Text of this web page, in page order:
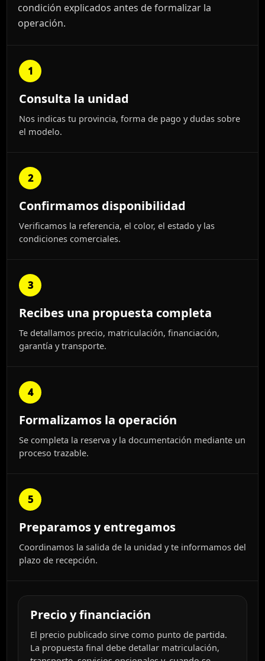
condición explicados antes de formalizar la
operación.
1
Consulta la unidad
Nos indicas tu provincia, forma de pago y dudas sobre
el modelo.
2
Confirmamos disponibilidad
Verificamos la referencia, el color, el estado y las
condiciones comerciales.
3
Recibes una propuesta completa
Te detallamos precio, matriculación, financiación,
garantía y transporte.
4
Formalizamos la operación
Se completa la reserva y la documentación mediante un
proceso trazable.
5
Preparamos y entregamos
Coordinamos la salida de la unidad y te informamos del
plazo de recepción.
Precio y financiación
El precio publicado sirve como punto de partida.
La propuesta final debe detallar matriculación,